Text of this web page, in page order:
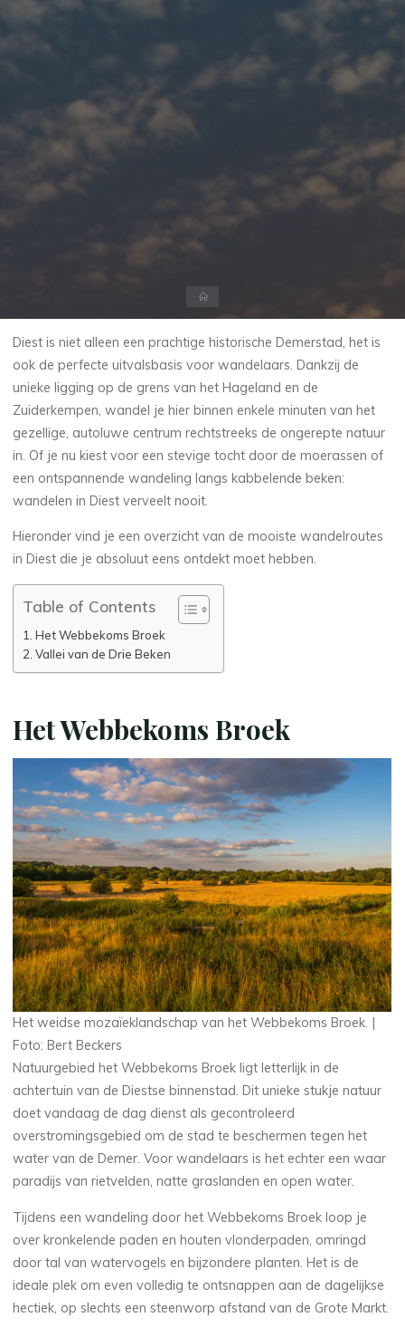
Diest is niet alleen een prachtige historische Demerstad, het is
ook de perfecte uitvalsbasis voor wandelaars. Dankzij de
unieke ligging op de grens van het Hageland en de
Zuiderkempen, wandel je hier binnen enkele minuten van het
gezellige, autoluwe centrum rechtstreeks de ongerepte natuur
in. Of je nu kiest voor een stevige tocht door de moerassen of
een ontspannende wandeling langs kabbelende beken:
wandelen in Diest verveelt nooit.
Hieronder vind je een overzicht van de mooiste wandelroutes
in Diest die je absoluut eens ontdekt moet hebben.
Table of Contents
Het Webbekoms Broek
Vallei van de Drie Beken
Het Webbekoms Broek
Het weidse mozaïeklandschap van het Webbekoms Broek. |
Foto: Bert Beckers
Natuurgebied het Webbekoms Broek ligt letterlijk in de
achtertuin van de Diestse binnenstad. Dit unieke stukje natuur
doet vandaag de dag dienst als gecontroleerd
overstromingsgebied om de stad te beschermen tegen het
water van de Demer. Voor wandelaars is het echter een waar
paradijs van rietvelden, natte graslanden en open water.
Tijdens een wandeling door het Webbekoms Broek loop je
over kronkelende paden en houten vlonderpaden, omringd
door tal van watervogels en bijzondere planten. Het is de
ideale plek om even volledig te ontsnappen aan de dagelijkse
hectiek, op slechts een steenworp afstand van de Grote Markt.